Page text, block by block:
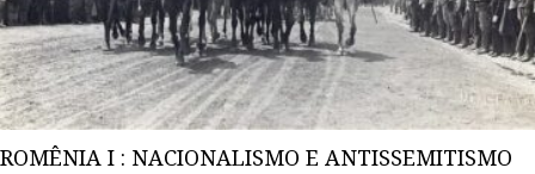
ROMÊNIA I : NACIONALISMO E ANTISSEMITISMO